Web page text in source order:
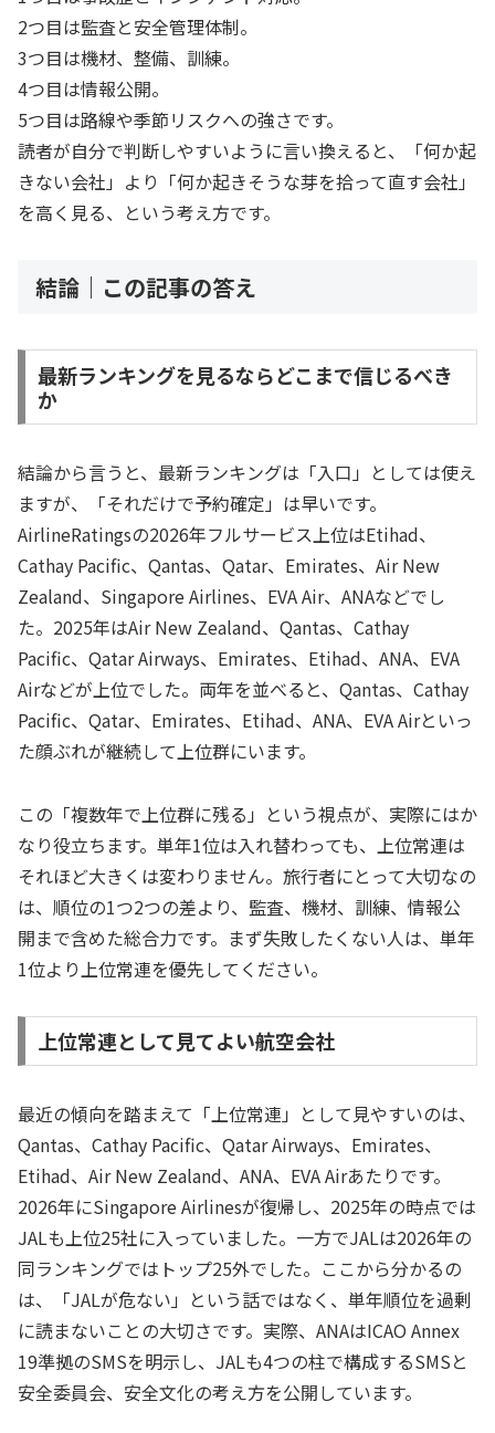
2つ目は監査と安全管理体制。
3つ目は機材、整備、訓練。
4つ目は情報公開。
5つ目は路線や季節リスクへの強さです。
読者が自分で判断しやすいように言い換えると、「何か起
きない会社」より「何か起きそうな芽を拾って直す会社」
を高く見る、という考え方です。
結論｜この記事の答え
最新ランキングを見るならどこまで信じるべき
か
結論から言うと、最新ランキングは「入口」としては使え
ますが、「それだけで予約確定」は早いです。
AirlineRatingsの2026年フルサービス上位はEtihad、
Cathay Pacific、Qantas、Qatar、Emirates、Air New
Zealand、Singapore Airlines、EVA Air、ANAなどでし
た。2025年はAir New Zealand、Qantas、Cathay
Pacific、Qatar Airways、Emirates、Etihad、ANA、EVA
Airなどが上位でした。両年を並べると、Qantas、Cathay
Pacific、Qatar、Emirates、Etihad、ANA、EVA Airといっ
た顔ぶれが継続して上位群にいます。
この「複数年で上位群に残る」という視点が、実際にはか
なり役立ちます。単年1位は入れ替わっても、上位常連は
それほど大きくは変わりません。旅行者にとって大切なの
は、順位の1つ2つの差より、監査、機材、訓練、情報公
開まで含めた総合力です。まず失敗したくない人は、単年
1位より上位常連を優先してください。
上位常連として見てよい航空会社
最近の傾向を踏まえて「上位常連」として見やすいのは、
Qantas、Cathay Pacific、Qatar Airways、Emirates、
Etihad、Air New Zealand、ANA、EVA Airあたりです。
2026年にSingapore Airlinesが復帰し、2025年の時点では
JALも上位25社に入っていました。一方でJALは2026年の
同ランキングではトップ25外でした。ここから分かるの
は、「JALが危ない」という話ではなく、単年順位を過剰
に読まないことの大切さです。実際、ANAはICAO Annex
19準拠のSMSを明示し、JALも4つの柱で構成するSMSと
安全委員会、安全文化の考え方を公開しています。